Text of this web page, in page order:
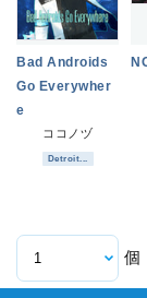
Bad Androids
Go Everywher
e
ココノヅ
Detroit...
個